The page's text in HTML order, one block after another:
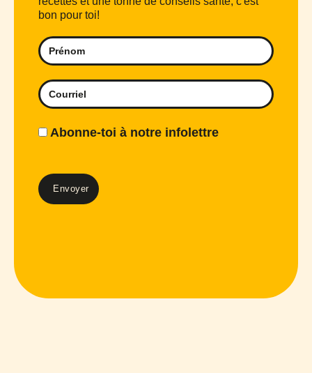
bon pour toi!
Abonne-toi à notre infolettre